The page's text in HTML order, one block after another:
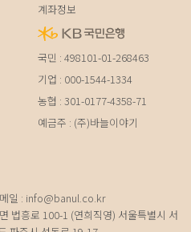
계좌정보
국민 : 498101-01-268463
기업 : 000-1544-1334
농협 : 301-0177-4358-71
예금주 : (주)바늘이야기
일 : info@banul.co.kr
법흥로 100-1 (연희직영) 서울특별시 서